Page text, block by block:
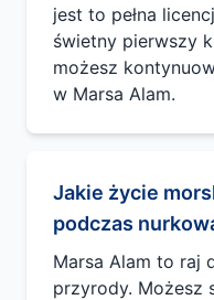
jest to pełna
świetny pierwszy
możesz
w Marsa Alam.
Jakie życie
podczas
Marsa Alam to raj
przyrody. Możesz